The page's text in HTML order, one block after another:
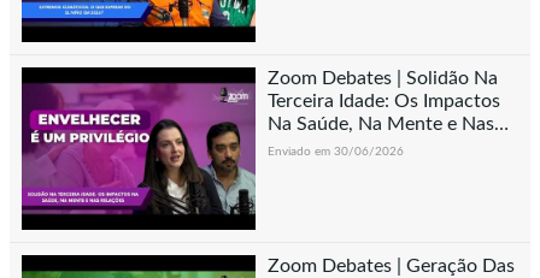
Zoom Debates | Solidão Na
Terceira Idade: Os Impactos
Na Saúde, Na Mente e Nas
Relações
Enviado em 30/06/2026
Zoom Debates | Geração Das